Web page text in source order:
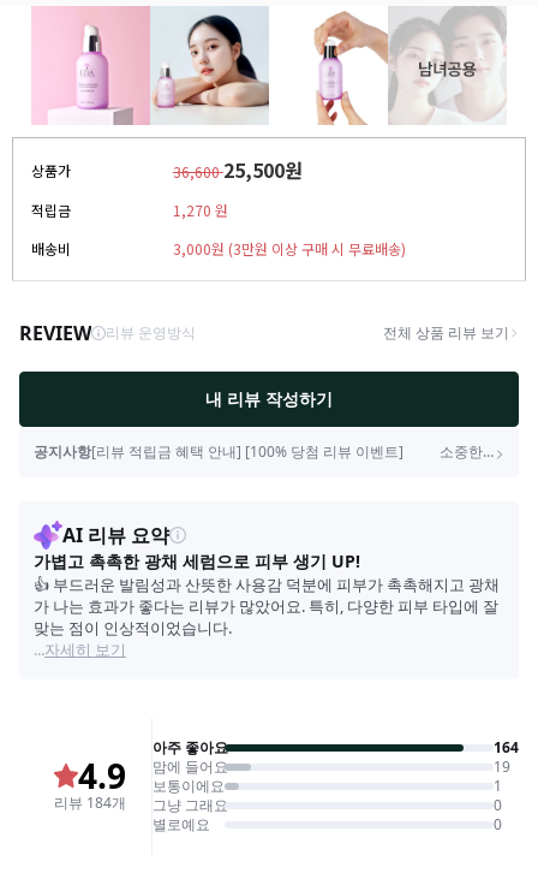
상품가 36,60025,500원
적립금
1,270 원
배송비
3,000원 (3만원 이상 구매 시 무료배송)